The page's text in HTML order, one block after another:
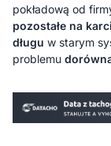
pokładową od
pozostałe na
długu w starym
problemu